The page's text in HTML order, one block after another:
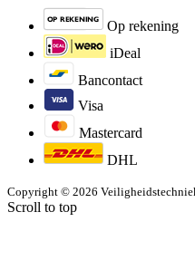
Op rekening
iDeal
Bancontact
Visa
Mastercard
DHL
Copyright © 2026
Scroll to top